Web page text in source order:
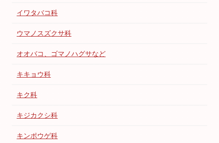
イワタバコ科
ウマノスズクサ科
オオバコ、ゴマノハグサなど
キキョウ科
キク科
キジカクシ科
キンポウゲ科